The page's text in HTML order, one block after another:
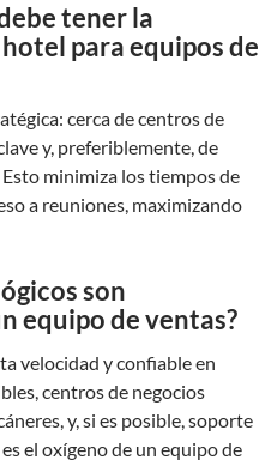
tener la
para equipos de
cerca de centros de
y, preferiblemente, de
minimiza los tiempos de
a reuniones, maximizando
son
equipo de ventas?
velocidad y confiable en
centros de negocios
y, si es posible, soporte
el oxígeno de un equipo de